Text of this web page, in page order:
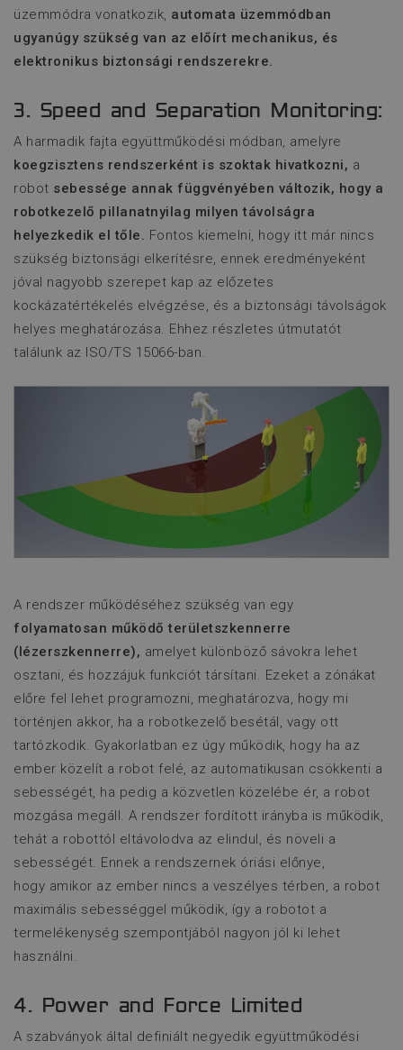
üzemmódra vonatkozik, automata üzemmódban
ugyanúgy szükség van az előírt mechanikus, és
elektronikus biztonsági rendszerekre.
3. Speed and Separation Monitoring:
A harmadik fajta együttműködési módban, amelyre
koegzisztens rendszerként is szoktak hivatkozni, a
robot sebessége annak függvényében változik, hogy a
robotkezelő pillanatnyilag milyen távolságra
helyezkedik el tőle. Fontos kiemelni, hogy itt már nincs
szükség biztonsági elkerítésre, ennek eredményeként
jóval nagyobb szerepet kap az előzetes
kockázatértékelés elvégzése, és a biztonsági távolságok
helyes meghatározása. Ehhez részletes útmutatót
találunk az ISO/TS 15066-ban.
A rendszer működéséhez szükség van egy
folyamatosan működő területszkennerre
(lézerszkennerre), amelyet különböző sávokra lehet
osztani, és hozzájuk funkciót társítani. Ezeket a zónákat
előre fel lehet programozni, meghatározva, hogy mi
történjen akkor, ha a robotkezelő besétál, vagy ott
tartózkodik. Gyakorlatban ez úgy működik, hogy ha az
ember közelít a robot felé, az automatikusan csökkenti a
sebességét, ha pedig a közvetlen közelébe ér, a robot
mozgása megáll. A rendszer fordított irányba is működik,
tehát a robottól eltávolodva az elindul, és növeli a
sebességét. Ennek a rendszernek óriási előnye,
hogy amikor az ember nincs a veszélyes térben, a robot
maximális sebességgel működik, így a robotot a
termelékenység szempontjából nagyon jól ki lehet
használni.
4. Power and Force Limited
A szabványok által definiált negyedik együttműködési